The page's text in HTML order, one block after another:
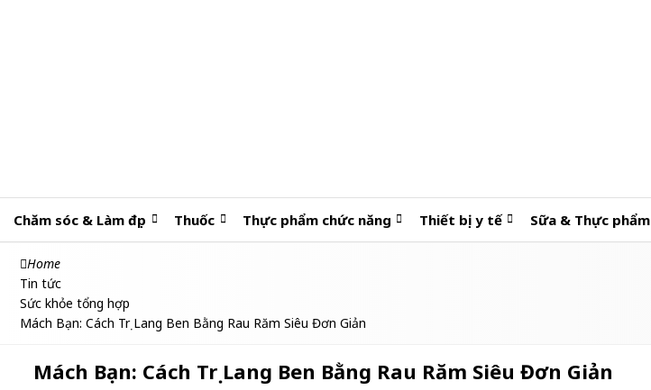
Chăm sóc & Làm đẹp Thuốc Thực phẩm chức năng Thiết bị y tế Sữa & Thực
Home
Tin tức
Sức khỏe tổng hợp
Mách Bạn: Cách Trị Lang Ben Bằng Rau Răm Siêu Đơn Giản
Mách Bạn: Cách Trị Lang Ben Bằng Rau Răm Siêu Đơn Giản